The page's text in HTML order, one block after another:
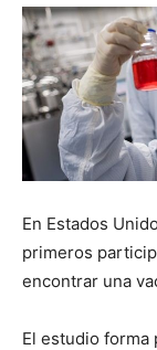
En Estados
primeros
encontrar una
El estudio forma